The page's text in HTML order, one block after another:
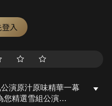
入
演原汁原味精華一幕
您精選雪組公演